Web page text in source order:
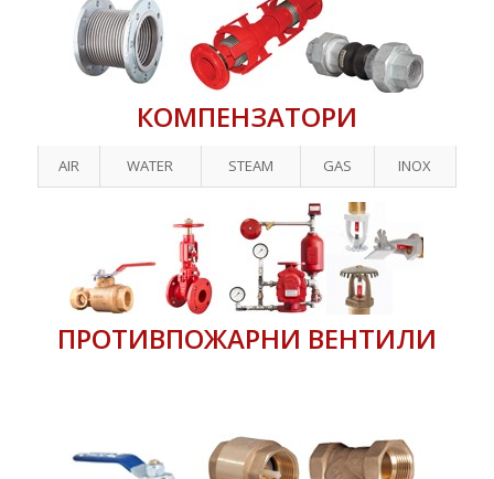
КОМПЕНЗАТОРИ
AIR WATER STEAM GAS INOX
ПРОТИВПОЖАРНИ ВЕНТИЛИ